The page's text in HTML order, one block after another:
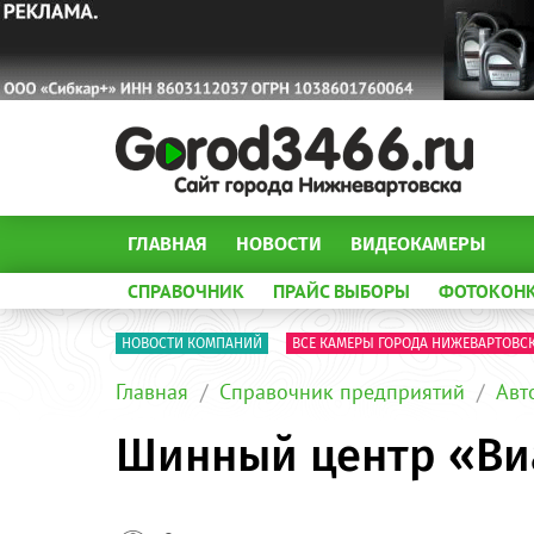
ГЛАВНАЯ НОВОСТИ ВИДЕОКАМЕРЫ
СПРАВОЧНИК ПРАЙС ВЫБОРЫ
НОВОСТИ КОМПАНИЙ ВСЕ КАМЕРЫ ГОРОДА
Главная Справочник предприятий
Шинный центр